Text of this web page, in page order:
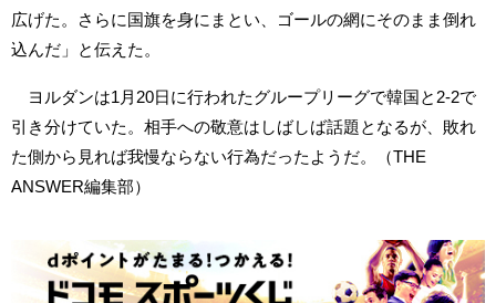
広げた。さらに国旗を身にまとい、ゴールの網にそのまま倒れ
込んだ」と伝えた。
ヨルダンは1月20日に行われたグループリーグで韓国と2-2で
引き分けていた。相手への敬意はしばしば話題となるが、敗れ
た側から見れば我慢ならない行為だったようだ。（THE
ANSWER編集部）